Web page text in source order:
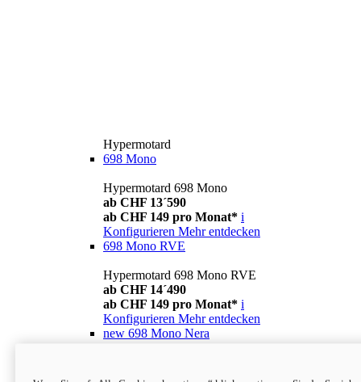
Hypermotard
698 Mono
Hypermotard 698 Mono
ab CHF 13´590
ab CHF 149 pro Monat* i
Konfigurieren Mehr entdecken
698 Mono RVE
Hypermotard 698 Mono RVE
ab CHF 14´490
ab CHF 149 pro Monat* i
Konfigurieren Mehr entdecken
new 698 Mono Nera
ab CHF 13´990